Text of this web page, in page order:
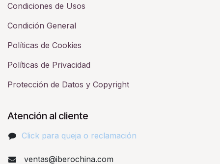
Condiciones de Usos
Condición General
Políticas de Cookies
Políticas de Privacidad
Protección de Datos y Copyright
Atención al cliente
Click para queja o reclamación​
ventas@iberochina.com